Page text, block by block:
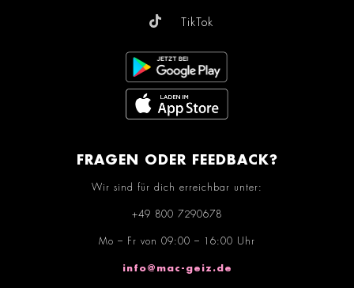
TikTok
FRAGEN ODER FEEDBACK?
Wir sind für dich erreichbar unter:
+49 800 7290678
Mo – Fr von 09:00 – 16:00 Uhr
info@mac-geiz.de